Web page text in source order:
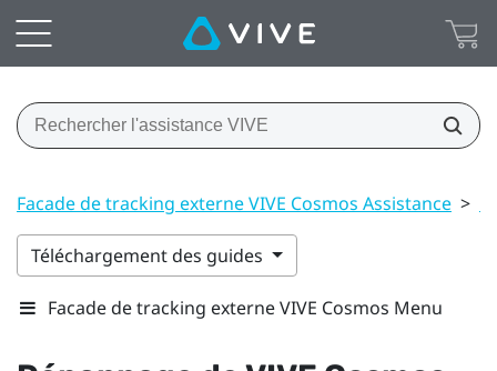
Facade de tracking externe VIVE Cosmos Assistance >
Téléchargement des guides
Facade de tracking externe VIVE Cosmos Menu